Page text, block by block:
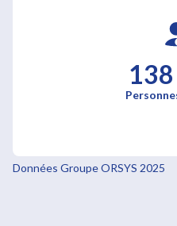
Données Groupe ORSYS 2025